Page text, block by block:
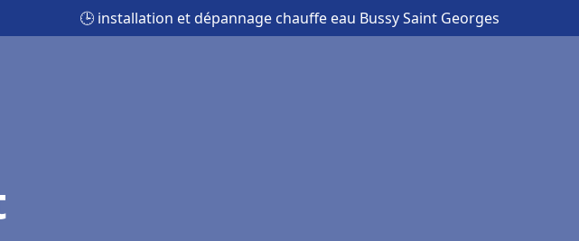
🕒 installation et dépannage chauffe eau Bussy Saint Georges